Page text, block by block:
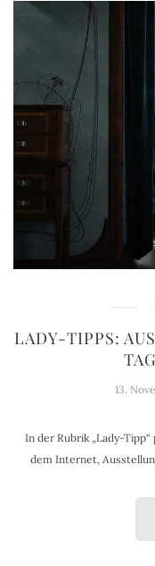
LADY-TIPPS:
13.
In der Rubrik „Lady-
dem Internet,